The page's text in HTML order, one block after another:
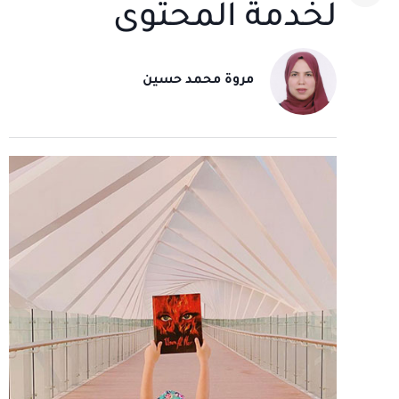
لخدمة المحتوى
مروة محمد حسين